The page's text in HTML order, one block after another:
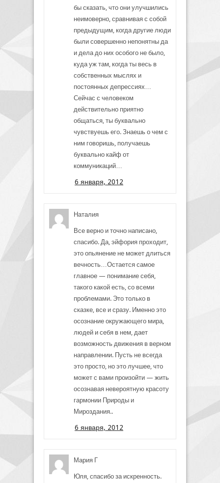
бы сказать, что они улучшились
неимоверно, сравнивая с собой
предыдущим, когда другие люди
были совершенно непонятны да
и дела до них особого не было,
куда уж там, когда ты весь в
собственных мыслях и
постоянных депрессиях…
Сейчас с человеком
действительно приятно
общаться, ты буквально
чувствуешь его. Знаешь о чем с
ним говоришь, получаешь
буквально кайф от
коммуникаций…
6 января, 2012
Наталия
Все верно и точно написано,
спасибо. Да, эйфория проходит,
это опьянение не может длиться
вечность…Остается самое
главное — понимание себя,
такого какой есть, со всеми
проблемами. Это только в
сказке, все и сразу. Именно это
осознание окружающего мира,
людей и себя в нем, дает
возможность движения в верном
направлении. Пусть не всегда
это просто, но это лучшее, что
может с вами произойти — жить
осознавая невероятную красоту
гармонии Природы и
Мироздания..
6 января, 2012
Мария Г
Юля, спасибо за искренность.